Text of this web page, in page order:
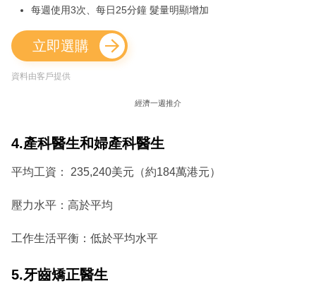
每週使用3次、每日25分鐘 髮量明顯增加
立即選購
資料由客戶提供
經濟一週推介
4.產科醫生和婦產科醫生
平均工資： 235,240美元（約184萬港元）
壓力水平：高於平均
工作生活平衡：低於平均水平
5.牙齒矯正醫生